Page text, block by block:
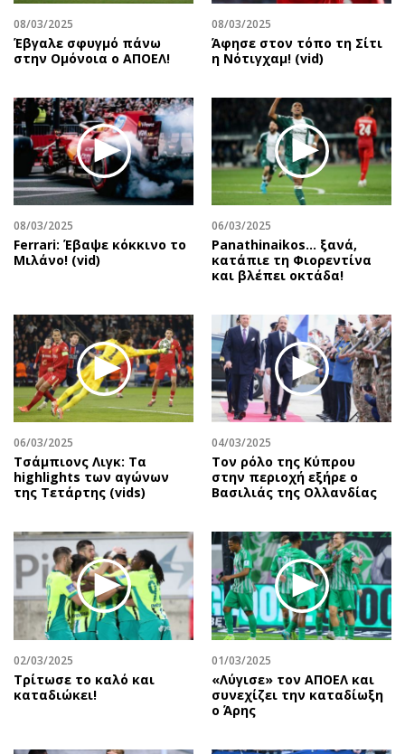
Παράξενα
Πολιτισμός
Θέατρο-Χορός
Μουσική
Εικαστικά
Βιβλίο
Χειρόγραφα
Media
Εκπομπές
Podcasts
Uncut
Προσφορές
Προσωπικότητες στην ''Κ''
Επιστολές
08/03/2025
Έβγαλε σφυγμό πάνω
στην Ομόνοια ο ΑΠΟΕΛ!
08/03/2025
Άφησε στον τόπο τη Σίτι
η Νότιγχαμ! (vid)
08/03/2025
Ferrari: Έβαψε κόκκινο το
Μιλάνο! (vid)
06/03/2025
Panathinaikos… ξανά,
κατάπιε τη Φιορεντίνα
και βλέπει οκτάδα!
06/03/2025
Τσάμπιονς Λιγκ: Τα
highlights των αγώνων
της Τετάρτης (vids)
04/03/2025
Τον ρόλο της Κύπρου
στην περιοχή εξήρε ο
Βασιλιάς της Ολλανδίας
02/03/2025
Τρίτωσε το καλό και
καταδιώκει!
01/03/2025
«Λύγισε» τον ΑΠΟΕΛ και
συνεχίζει την καταδίωξη
ο Άρης